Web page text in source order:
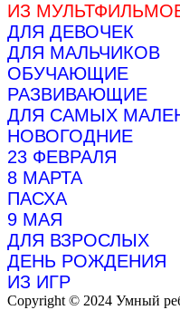
ИЗ
ДЛЯ ДЕВОЧЕК
ДЛЯ МАЛЬЧИКОВ
ОБУЧАЮЩИЕ
РАЗВИВАЮЩИЕ
ДЛЯ САМЫХ
НОВОГОДНИЕ
23 ФЕВРАЛЯ
8 МАРТА
ПАСХА
9 МАЯ
ДЛЯ ВЗРОСЛЫХ
ДЕНЬ РОЖДЕНИЯ
ИЗ ИГР
Copyright © 2024 Умный